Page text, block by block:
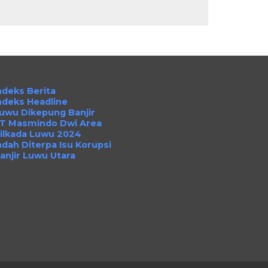
Berita
Headline
Dikepung Banjir
Masmindo Dwi Area
Luwu 2024
Diterpa Isu Korupsi
Luwu Utara